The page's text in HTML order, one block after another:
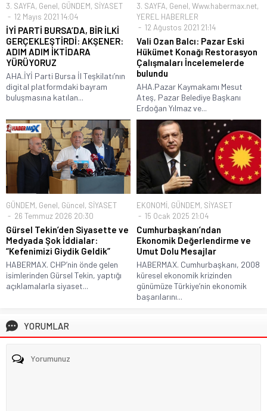
3. SAYFA, Genel, GÜNDEM, SİYASET
12 Mayıs 2021 14:04
İYİ PARTİ BURSA’DA, BİR İLKİ
GERÇEKLEŞTİRDİ: AKŞENER:
ADIM ADIM İKTİDARA
YÜRÜYORUZ
AHA.İYİ Parti Bursa İl Teşkilatı’nın
digital platformdaki bayram
buluşmasına katılan...
3. SAYFA, Genel, Www.habermax.net,
YEREL HABERLER
12 Ağustos 2021 21:14
Vali Ozan Balcı: Pazar Eski
Hükümet Konağı Restorasyon
Çalışmaları İncelemelerde
bulundu
AHA.Pazar Kaymakamı Mesut
Ateş, Pazar Belediye Başkanı
Erdoğan Yılmaz ve...
GÜNDEM, Genel, Güncel, SİYASET
26 Temmuz 2026 20:30
Gürsel Tekin’den Siyasette ve
Medyada Şok İddialar:
“Kefenimizi Giydik Geldik”
HABERMAX. CHP’nin önde gelen
isimlerinden Gürsel Tekin, yaptığı
açıklamalarla siyaset...
EKONOMİ, GÜNDEM, SİYASET
15 Ocak 2025 21:04
Cumhurbaşkanı’ndan
Ekonomik Değerlendirme ve
Umut Dolu Mesajlar
HABERMAX. Cumhurbaşkanı, 2008
küresel ekonomik krizinden
günümüze Türkiye’nin ekonomik
başarılarını...
YORUMLAR